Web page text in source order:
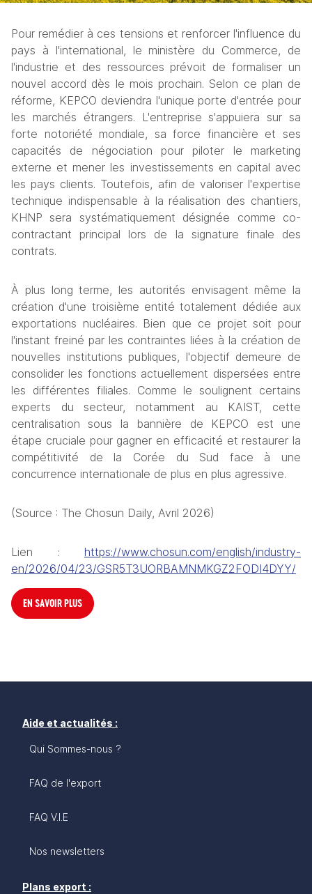
Pour remédier à ces tensions et renforcer l'influence du
pays à l'international, le ministère du Commerce, de
l'industrie et des ressources prévoit de formaliser un
nouvel accord dès le mois prochain. Selon ce plan de
réforme, KEPCO deviendra l'unique porte d'entrée pour
les marchés étrangers. L'entreprise s'appuiera sur sa
forte notoriété mondiale, sa force financière et ses
capacités de négociation pour piloter le marketing
externe et mener les investissements en capital avec
les pays clients. Toutefois, afin de valoriser l'expertise
technique indispensable à la réalisation des chantiers,
KHNP sera systématiquement désignée comme co-
contractant principal lors de la signature finale des
contrats.
À plus long terme, les autorités envisagent même la
création d'une troisième entité totalement dédiée aux
exportations nucléaires. Bien que ce projet soit pour
l'instant freiné par les contraintes liées à la création de
nouvelles institutions publiques, l'objectif demeure de
consolider les fonctions actuellement dispersées entre
les différentes filiales. Comme le soulignent certains
experts du secteur, notamment au KAIST, cette
centralisation sous la bannière de KEPCO est une
étape cruciale pour gagner en efficacité et restaurer la
compétitivité de la Corée du Sud face à une
concurrence internationale de plus en plus agressive.
(Source : The Chosun Daily, Avril 2026)
Lien : https://www.chosun.com/english/industry-
en/2026/04/23/GSR5T3UORBAMNMKGZ2FODI4DYY/
EN SAVOIR PLUS
Aide et actualités :
Qui Sommes-nous ?
FAQ de l'export
FAQ V.I.E
Nos newsletters
Plans export :